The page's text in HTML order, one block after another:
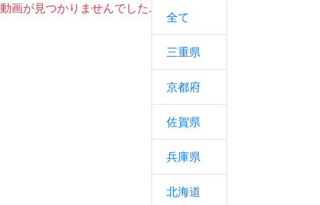
動画が見つかりませんでした.
全て
三重県
京都府
佐賀県
兵庫県
北海道